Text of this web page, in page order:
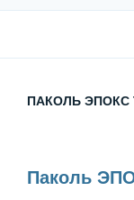
ПАКОЛЬ ЭПОКС
Паколь